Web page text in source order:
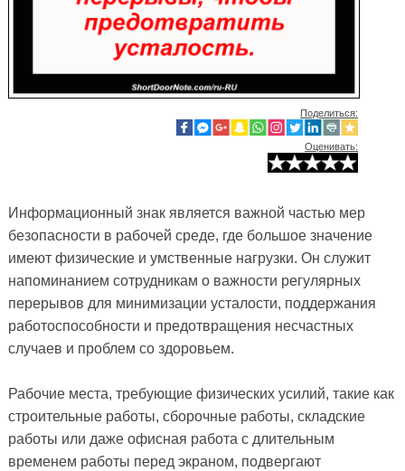
Поделиться:
Оценивать:
Информационный знак является важной частью мер
безопасности в рабочей среде, где большое значение
имеют физические и умственные нагрузки. Он служит
напоминанием сотрудникам о важности регулярных
перерывов для минимизации усталости, поддержания
работоспособности и предотвращения несчастных
случаев и проблем со здоровьем.
Рабочие места, требующие физических усилий, такие как
строительные работы, сборочные работы, складские
работы или даже офисная работа с длительным
временем работы перед экраном, подвергают